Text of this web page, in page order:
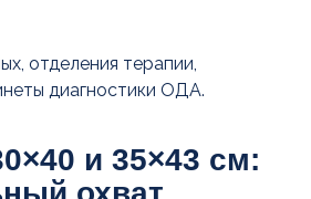
отделения терапии,
диагностики ОДА.